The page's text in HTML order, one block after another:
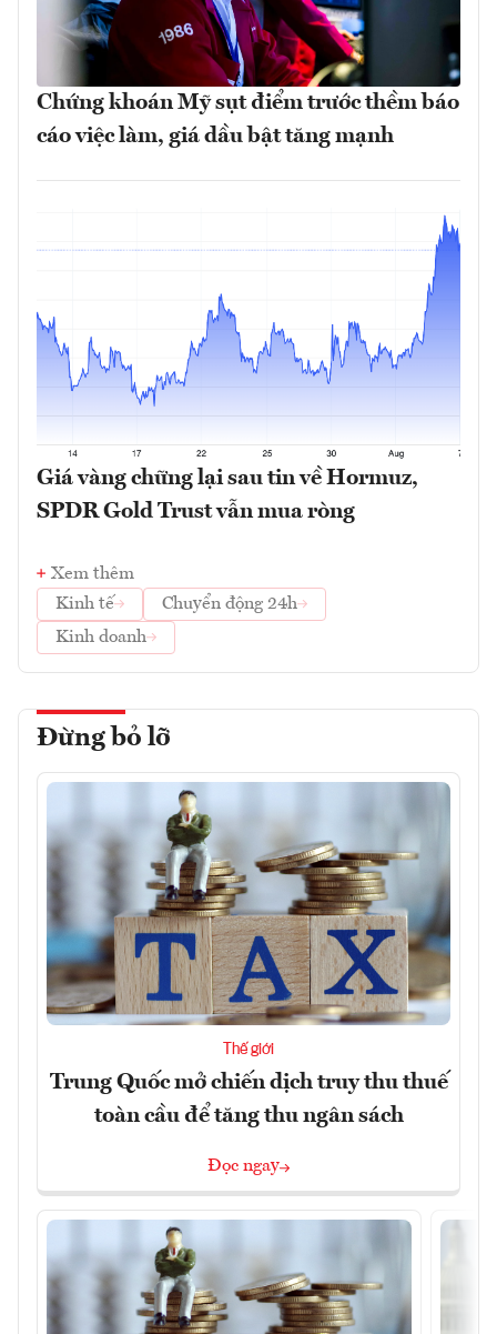
Chứng khoán Mỹ sụt điểm trước thềm báo
cáo việc làm, giá dầu bật tăng mạnh
Giá vàng chững lại sau tin về Hormuz,
SPDR Gold Trust vẫn mua ròng
Xem thêm
Kinh tế
Chuyển động 24h
Kinh doanh
Đừng bỏ lỡ
Thế giới
Trung Quốc mở chiến dịch truy thu thuế
toàn cầu để tăng thu ngân sách
Đọc ngay